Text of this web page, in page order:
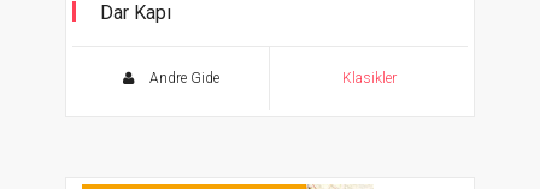
Dar Kapı
Andre Gide Klasikler